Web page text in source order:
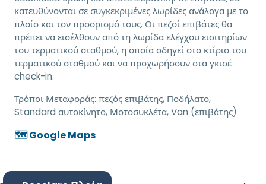
κατευθύνονται σε συγκεκριμένες λωρίδες ανάλογα με το
πλοίο και τον προορισμό τους. Οι πεζοί επιβάτες θα
πρέπει να εισέλθουν από τη λωρίδα ελέγχου εισιτηρίων
του τερματικού σταθμού, η οποία οδηγεί στο κτίριο του
τερματικού σταθμού και να προχωρήσουν στα γκισέ
check-in.
Τρόποι Μεταφοράς: πεζός επιβάτης, Ποδήλατο,
Standard αυτοκίνητο, Μοτοσυκλέτα, Van (επιβάτης)
🗺️ Google Maps